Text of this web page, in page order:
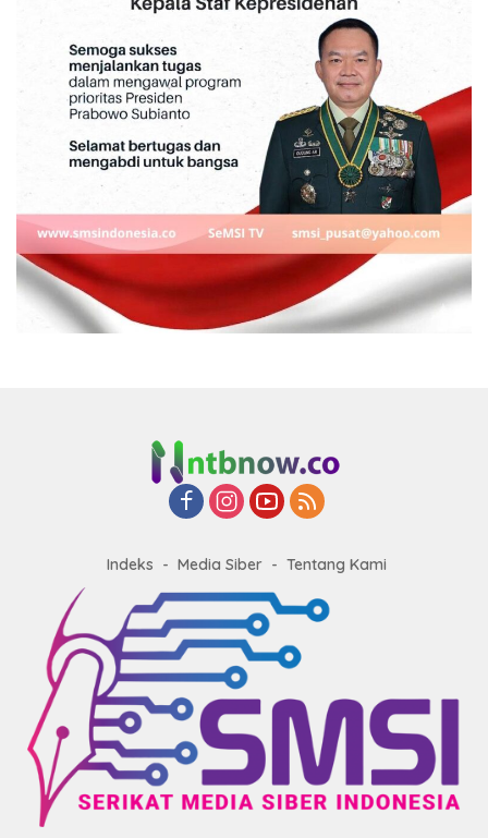
Indeks Media Siber Tentang Kami